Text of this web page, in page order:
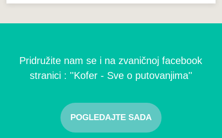
Pridružite nam se i na zvaničnoj facebook
stranici : ''Kofer - Sve o putovanjima''
POGLEDAJTE SADA